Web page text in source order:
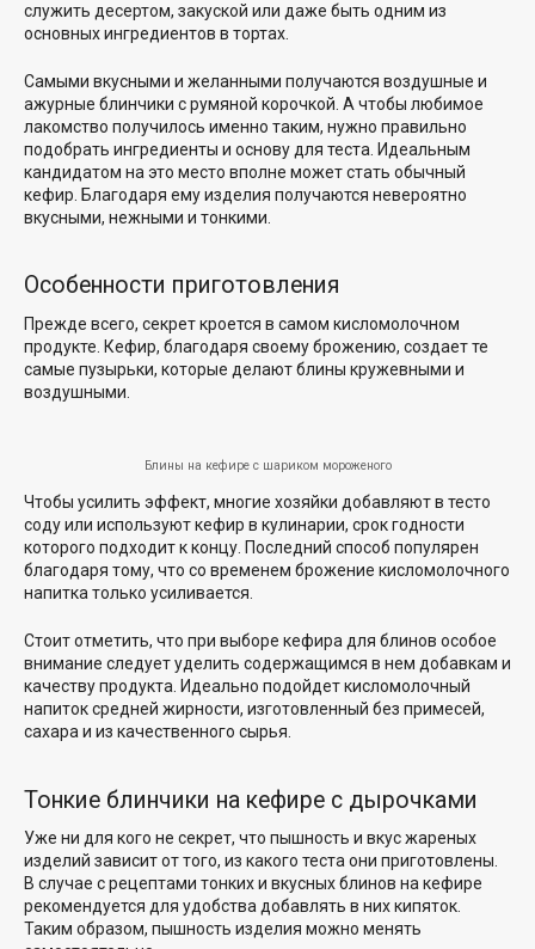
служить десертом, закуской или даже быть одним из
основных ингредиентов в тортах.
Самыми вкусными и желанными получаются воздушные и
ажурные блинчики с румяной корочкой. А чтобы любимое
лакомство получилось именно таким, нужно правильно
подобрать ингредиенты и основу для теста. Идеальным
кандидатом на это место вполне может стать обычный
кефир. Благодаря ему изделия получаются невероятно
вкусными, нежными и тонкими.
Особенности приготовления
Прежде всего, секрет кроется в самом кисломолочном
продукте. Кефир, благодаря своему брожению, создает те
самые пузырьки, которые делают блины кружевными и
воздушными.
Блины на кефире с шариком мороженого
Чтобы усилить эффект, многие хозяйки добавляют в тесто
соду или используют кефир в кулинарии, срок годности
которого подходит к концу. Последний способ популярен
благодаря тому, что со временем брожение кисломолочного
напитка только усиливается.
Стоит отметить, что при выборе кефира для блинов особое
внимание следует уделить содержащимся в нем добавкам и
качеству продукта. Идеально подойдет кисломолочный
напиток средней жирности, изготовленный без примесей,
сахара и из качественного сырья.
Тонкие блинчики на кефире с дырочками
Уже ни для кого не секрет, что пышность и вкус жареных
изделий зависит от того, из какого теста они приготовлены.
В случае с рецептами тонких и вкусных блинов на кефире
рекомендуется для удобства добавлять в них кипяток.
Таким образом, пышность изделия можно менять